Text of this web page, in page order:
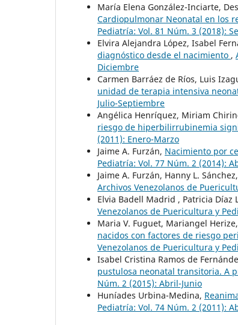
María Elena González-Inciarte,
Cardiopulmonar Neonatal en los
Pediatría: Vol. 81 Núm. 3 (2018):
Elvira Alejandra López, Isabel
diagnóstico desde el nacimiento ,
Diciembre
Carmen Barráez de Ríos, Luis
unidad de terapia intensiva
Julio-Septiembre
Angélica Henríquez, Miriam
riesgo de hiperbilirrubinemia
(2011): Enero-Marzo
Jaime A. Furzán, Nacimiento por
Pediatría: Vol. 77 Núm. 2 (2014):
Jaime A. Furzán, Hanny L. Sánchez,
Archivos Venezolanos de
Elvia Badell Madrid , Patricia Díaz
Venezolanos de Puericultura y
Maria V. Fuguet, Mariangel
nacidos con factores de riesgo
Venezolanos de Puericultura y
Isabel Cristina Ramos de
pustulosa neonatal transitoria. A
Núm. 2 (2015): Abril-Junio
Huníades Urbina-Medina,
Pediatría: Vol. 74 Núm. 2 (2011):